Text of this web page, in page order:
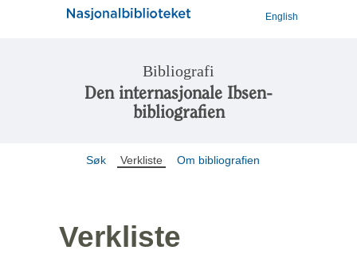
English
Bibliografi
Den internasjonale Ibsen-
bibliografien
Søk Verkliste Om bibliografien
Verkliste